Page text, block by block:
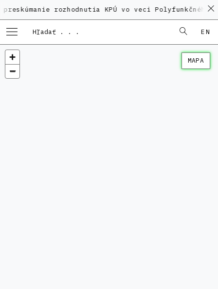
rozhodnutia KPÚ vo veci Polyfunkčného domu
EN
MAPA